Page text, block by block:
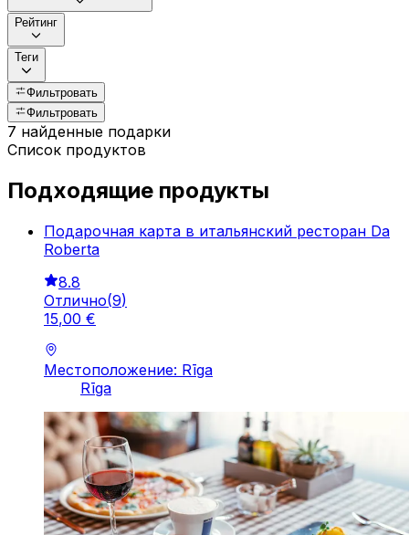
Рейтинг
Теги
Фильтровать
Фильтровать
7 найденные подарки
Список продуктов
Подходящие продукты
Подарочная карта в итальянский ресторан Da
Roberta
8.8
Отлично(9)
15,00 €
Местоположение: Rīga
Rīga